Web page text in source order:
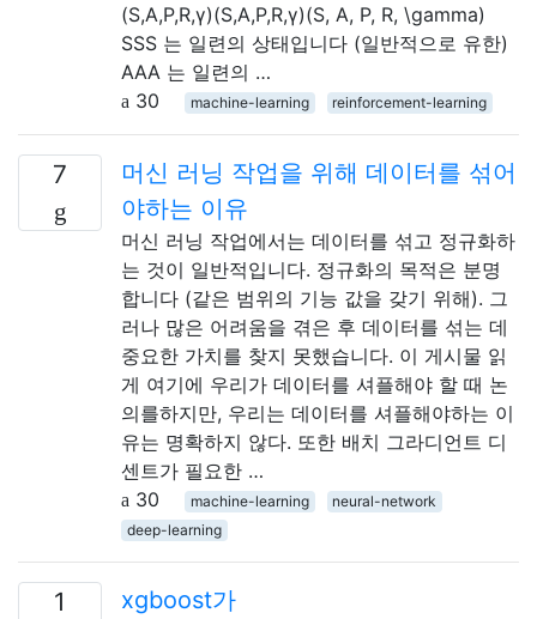
(S,A,P,R,γ)(S,A,P,R,γ)(S, A, P, R, \gamma)
SSS 는 일련의 상태입니다 (일반적으로 유한)
AAA 는 일련의 …
30
machine-learning reinforcement-learning
7
머신 러닝 작업을 위해 데이터를 섞어
야하는 이유
머신 러닝 작업에서는 데이터를 섞고 정규화하
는 것이 일반적입니다. 정규화의 목적은 분명
합니다 (같은 범위의 기능 값을 갖기 위해). 그
러나 많은 어려움을 겪은 후 데이터를 섞는 데
중요한 가치를 찾지 못했습니다. 이 게시물 읽
게 여기에 우리가 데이터를 셔플해야 할 때 논
의를하지만, 우리는 데이터를 셔플해야하는 이
유는 명확하지 않다. 또한 배치 그라디언트 디
센트가 필요한 …
30
machine-learning
neural-network
deep-learning
1
xgboost가